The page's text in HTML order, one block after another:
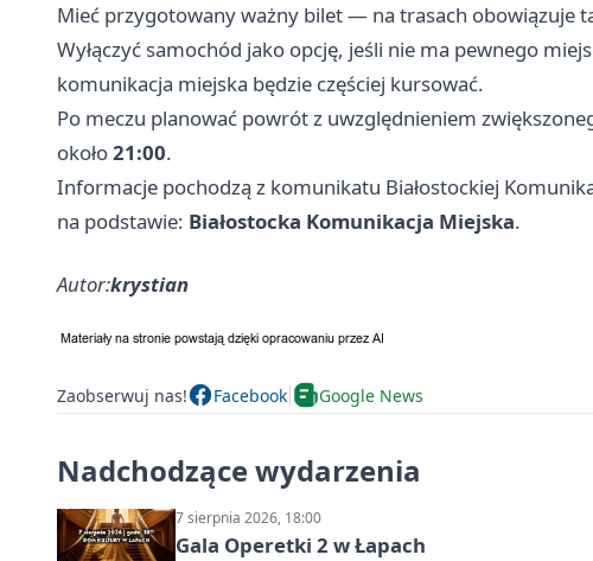
Mieć przygotowany ważny bilet — na trasach obowiązuje
Wyłączyć samochód jako opcję, jeśli nie ma pewnego
komunikacja miejska będzie częściej kursować.
Po meczu planować powrót z uwzględnieniem
około21:00.
Informacje pochodzą z komunikatu Białostockiej
na podstawie: Białostocka Komunikacja Miejska.
Autor:krystian
Zaobserwuj nas! Facebook Google News
Nadchodzące wydarzenia
7 sierpnia 2026, 18:00
Gala Operetki 2 w Łapach